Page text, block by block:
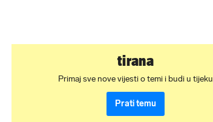
tirana
Primaj sve nove vijesti o temi i budi u tijeku
Prati temu